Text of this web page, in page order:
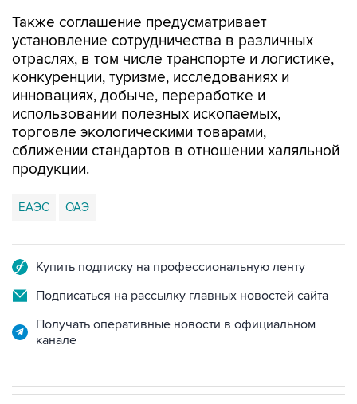
Также соглашение предусматривает
установление сотрудничества в различных
отраслях, в том числе транспорте и логистике,
конкуренции, туризме, исследованиях и
инновациях, добыче, переработке и
использовании полезных ископаемых,
торговле экологическими товарами,
сближении стандартов в отношении халяльной
продукции.
ЕАЭС ОАЭ
Купить подписку на профессиональную ленту
Подписаться на рассылку главных новостей сайта
Получать оперативные новости в официальном
канале